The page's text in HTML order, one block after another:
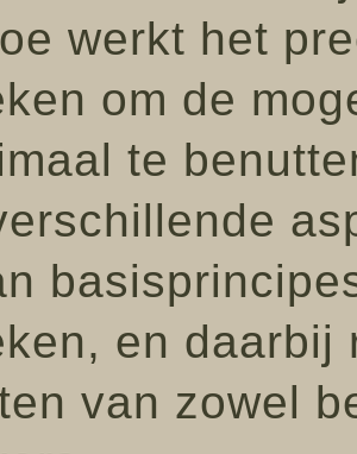
werkt het
om de
te
en daarbij
van zowel